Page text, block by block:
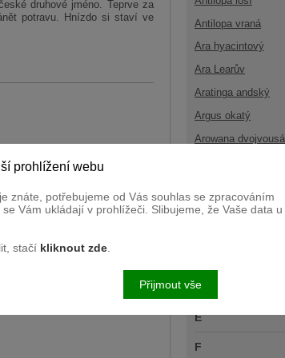
druhové jméno. Teprve za
potravu. Hnízdo si staví ve
Antilopa vraná
Ara hyacintový
Ara Learův
Aratinga andský
Argus okatý
Arowana dvojvousá
C
Ď
E
F
prohlížení webu
znáte, potřebujeme od Vás souhlas se zpracováním
Vám ukládají v prohlížeči. Slibujeme, že Vaše data u
stačí kliknout zde
Přijmout vše